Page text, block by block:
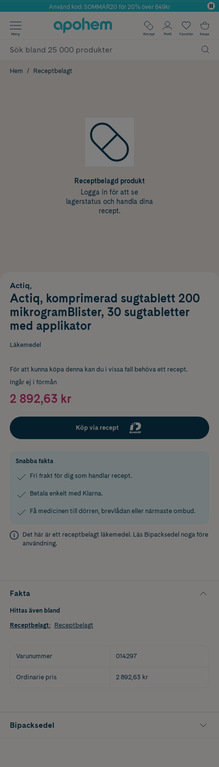
Årets Butik 2025 inom Skönhet
Använd kod: SOMMAR20 för 20% över 649kr
✓ Fri frakt
✓ Poäng på alla köp*
Meny Recept Profil Favoriter Kassa
Hem Receptbelagt
Receptbelagd produkt
Logga in för att se
lagerstatus och handla dina
recept.
Actiq,
Actiq, komprimerad sugtablett 200
mikrogramBlister, 30 sugtabletter
med applikator
Läkemedel
För att kunna köpa denna kan du i vissa fall behöva ett recept.
Ingår ej i förmån
2 892,63 kr
Köp via recept
Snabba fakta
Fri frakt för dig som handlar recept.
Betala enkelt med Klarna.
Få medicinen till dörren, brevlådan eller närmaste ombud.
Det här är ett receptbelagt läkemedel. Läs Bipacksedel noga före
användning.
Fakta
Hittas även bland
Receptbelagt: Receptbelagt
Varunummer 014297
Ordinarie pris 2 892,63 kr
Bipacksedel